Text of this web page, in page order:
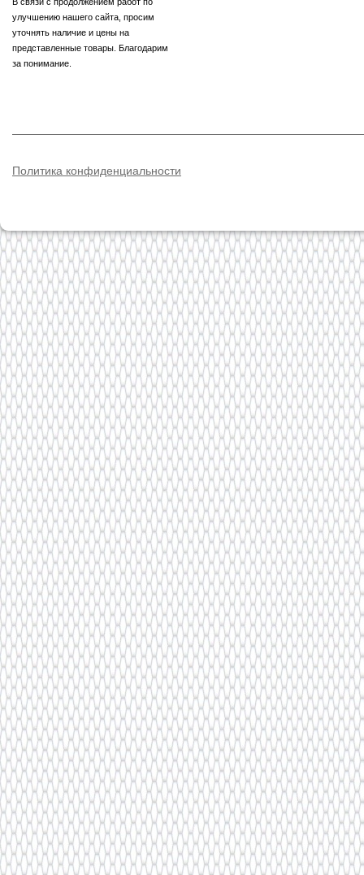
улучшению нашего сайта, просим
уточнять наличие и цены на
представленные товары. Благодарим
за понимание.
Политика конфиденциальности